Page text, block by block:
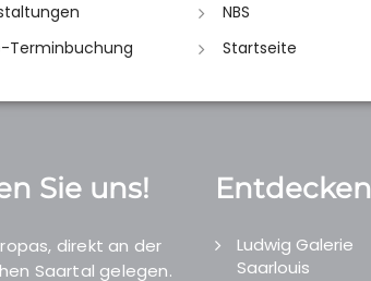
NBS
Terminbuchung
Startseite
Sie uns!
direkt an der
Saartal gelegen.
Entdecken
Ludwig Galerie
Saarlouis